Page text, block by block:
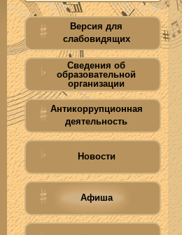
Версия для
слабовидящих
Сведения об
образовательной
организации
Антикоррупционная
деятельность
Новости
Афиша